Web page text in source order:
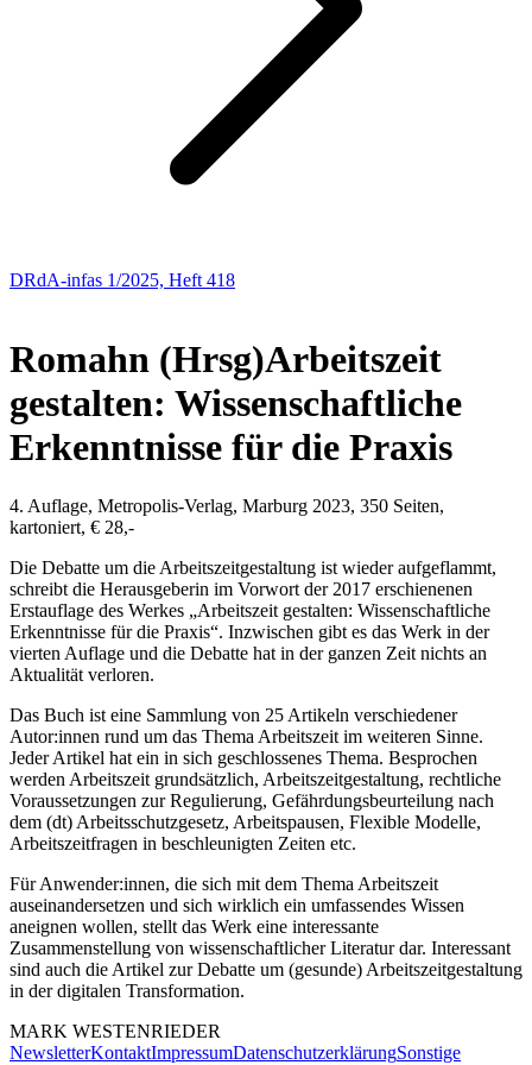
DRdA-infas 1/2025, Heft 418
Romahn (Hrsg)Arbeitszeit
gestalten: Wissenschaftliche
Erkenntnisse für die Praxis
4. Auflage, Metropolis-Verlag, Marburg 2023, 350 Seiten,
kartoniert, € 28,-
Die Debatte um die Arbeitszeitgestaltung ist wieder aufgeflammt,
schreibt die Herausgeberin im Vorwort der 2017 erschienenen
Erstauflage des Werkes „Arbeitszeit gestalten: Wissenschaftliche
Erkenntnisse für die Praxis“. Inzwischen gibt es das Werk in der
vierten Auflage und die Debatte hat in der ganzen Zeit nichts an
Aktualität verloren.
Das Buch ist eine Sammlung von 25 Artikeln verschiedener
Autor:innen rund um das Thema Arbeitszeit im weiteren Sinne.
Jeder Artikel hat ein in sich geschlossenes Thema. Besprochen
werden Arbeitszeit grundsätzlich, Arbeitszeitgestaltung, rechtliche
Voraussetzungen zur Regulierung, Gefährdungsbeurteilung nach
dem (dt) Arbeitsschutzgesetz, Arbeitspausen, Flexible Modelle,
Arbeitszeitfragen in beschleunigten Zeiten etc.
Für Anwender:innen, die sich mit dem Thema Arbeitszeit
auseinandersetzen und sich wirklich ein umfassendes Wissen
aneignen wollen, stellt das Werk eine interessante
Zusammenstellung von wissenschaftlicher Literatur dar. Interessant
sind auch die Artikel zur Debatte um (gesunde) Arbeitszeitgestaltung
in der digitalen Transformation.
MARK WESTENRIEDER
NewsletterKontaktImpressumDatenschutzerklärungSonstige